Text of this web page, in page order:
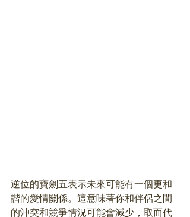
逆位的寶劍五表示未來可能有一個更和
諧的愛情關係。這意味著你和伴侶之間
的沖突和競爭情況可能會減少，取而代